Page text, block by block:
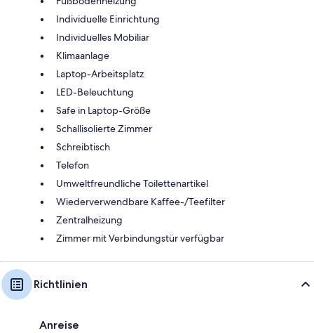
Individuelle Einrichtung
Individuelles Mobiliar
Klimaanlage
Laptop-Arbeitsplatz
LED-Beleuchtung
Safe in Laptop-Größe
Schallisolierte Zimmer
Schreibtisch
Telefon
Umweltfreundliche Toilettenartikel
Wiederverwendbare Kaffee-/Teefilter
Zentralheizung
Zimmer mit Verbindungstür verfügbar
Richtlinien
Anreise